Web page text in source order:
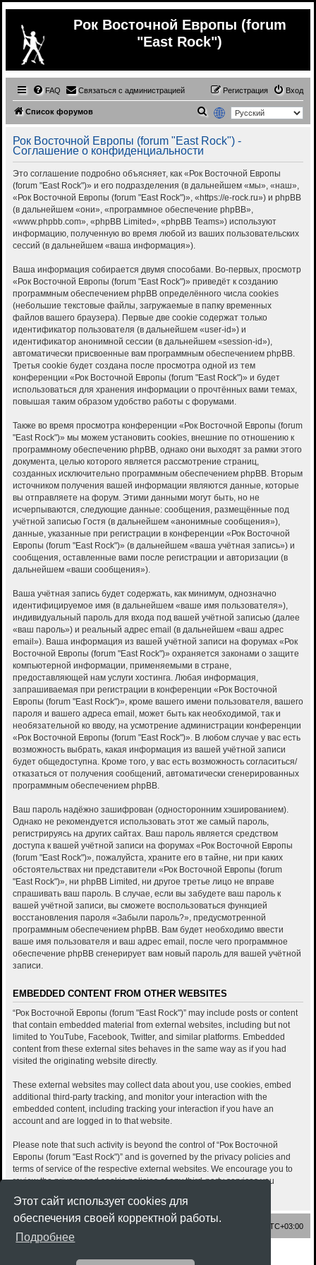
Этот сайт использует cookies для
обеспечения своей корректной работы.
Подробнее
Рок Восточной Европы (forum
"East Rock")
FAQ Связаться с администрацией Вход
Регистрация
Список форумов
и
с
к
Рок Восточной Европы (forum "East Rock") -
Соглашение о конфиденциальности
Это соглашение подробно объясняет, как «Рок Восточной Европы
(forum "East Rock")» и его подразделения (в дальнейшем «мы», «наш»,
«Рок Восточной Европы (forum "East Rock")», «https://e-rock.ru») и phpBB
(в дальнейшем «они», «программное обеспечение phpBB»,
«www.phpbb.com», «phpBB Limited», «phpBB Teams») используют
информацию, полученную во время любой из ваших пользовательских
сессий (в дальнейшем «ваша информация»).
Ваша информация собирается двумя способами. Во-первых, просмотр
«Рок Восточной Европы (forum "East Rock")» приведёт к созданию
программным обеспечением phpBB определённого числа cookies
(небольшие текстовые файлы, загружаемые в папку временных
файлов вашего браузера). Первые две cookie содержат только
идентификатор пользователя (в дальнейшем «user-id») и
идентификатор анонимной сессии (в дальнейшем «session-id»),
автоматически присвоенные вам программным обеспечением phpBB.
Третья cookie будет создана после просмотра одной из тем
конференции «Рок Восточной Европы (forum "East Rock")» и будет
использоваться для хранения информации о прочтённых вами темах,
повышая таким образом удобство работы с форумами.
Также во время просмотра конференции «Рок Восточной Европы (forum
"East Rock")» мы можем установить cookies, внешние по отношению к
программному обеспечению phpBB, однако они выходят за рамки этого
документа, целью которого является рассмотрение страниц,
созданных исключительно программным обеспечением phpBB. Вторым
источником получения вашей информации являются данные, которые
вы отправляете на форум. Этими данными могут быть, но не
исчерпываются, следующие данные: сообщения, размещённые под
учётной записью Гостя (в дальнейшем «анонимные сообщения»),
данные, указанные при регистрации в конференции «Рок Восточной
Европы (forum "East Rock")» (в дальнейшем «ваша учётная запись») и
сообщения, оставленные вами после регистрации и авторизации (в
дальнейшем «ваши сообщения»).
Ваша учётная запись будет содержать, как минимум, однозначно
идентифицируемое имя (в дальнейшем «ваше имя пользователя»),
индивидуальный пароль для входа под вашей учётной записью (далее
«ваш пароль») и реальный адрес email (в дальнейшем «ваш адрес
email»). Ваша информация из вашей учётной записи на форумах «Рок
Восточной Европы (forum "East Rock")» охраняется законами о защите
компьютерной информации, применяемыми в стране,
предоставляющей нам услуги хостинга. Любая информация,
запрашиваемая при регистрации в конференции «Рок Восточной
Европы (forum "East Rock")», кроме вашего имени пользователя, вашего
пароля и вашего адреса email, может быть как необходимой, так и
необязательной ко вводу, на усмотрение администрации конференции
«Рок Восточной Европы (forum "East Rock")». В любом случае у вас есть
возможность выбрать, какая информация из вашей учётной записи
будет общедоступна. Кроме того, у вас есть возможность согласиться/
отказаться от получения сообщений, автоматически сгенерированных
программным обеспечением phpBB.
Ваш пароль надёжно зашифрован (односторонним хэшированием).
Однако не рекомендуется использовать этот же самый пароль,
регистрируясь на других сайтах. Ваш пароль является средством
доступа к вашей учётной записи на форумах «Рок Восточной Европы
(forum "East Rock")», пожалуйста, храните его в тайне, ни при каких
обстоятельствах ни представители «Рок Восточной Европы (forum
"East Rock")», ни phpBB Limited, ни другое третье лицо не вправе
спрашивать ваш пароль. В случае, если вы забудете ваш пароль к
вашей учётной записи, вы сможете воспользоваться функцией
восстановления пароля «Забыли пароль?», предусмотренной
программным обеспечением phpBB. Вам будет необходимо ввести
ваше имя пользователя и ваш адрес email, после чего программное
обеспечение phpBB сгенерирует вам новый пароль для вашей учётной
записи.
EMBEDDED CONTENT FROM OTHER WEBSITES
“Рок Восточной Европы (forum "East Rock")” may include posts or content
that contain embedded material from external websites, including but not
limited to YouTube, Facebook, Twitter, and similar platforms. Embedded
content from these external sites behaves in the same way as if you had
visited the originating website directly.
These external websites may collect data about you, use cookies, embed
additional third-party tracking, and monitor your interaction with the
embedded content, including tracking your interaction if you have an
account and are logged in to that website.
Please note that such activity is beyond the control of “Рок Восточной
Европы (forum "East Rock")” and is governed by the privacy policies and
terms of service of the respective external websites. We encourage you to
review the privacy and cookie policies of any third-party services you
UTC+03:00